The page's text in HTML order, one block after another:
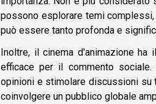
possono esplorare temi
può essere tanto profonda e
Inoltre, il cinema d'animazione
efficace per il commento
opinioni e stimolare discussioni su
coinvolgere un pubblico globale